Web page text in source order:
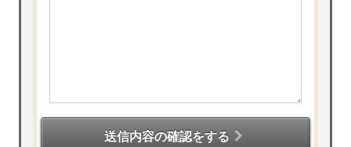
送信内容の確認をする